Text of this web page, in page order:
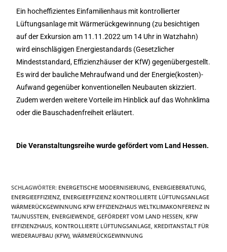
Ein hocheffizientes Einfamilienhaus mit kontrollierter
Lüftungsanlage mit Wärmerückgewinnung (zu besichtigen
auf der Exkursion am 11.11.2022 um 14 Uhr in Watzhahn)
wird einschlägigen Energiestandards (Gesetzlicher
Mindeststandard, Effizienzhäuser der KfW) gegenübergestellt.
Es wird der bauliche Mehraufwand und der Energie(kosten)-
Aufwand gegenüber konventionellen Neubauten skizziert.
Zudem werden weitere Vorteile im Hinblick auf das Wohnklima
oder die Bauschadenfreiheit erläutert.
Die Veranstaltungsreihe wurde gefördert vom Land Hessen.
SCHLAGWÖRTER: ENERGETISCHE MODERNISIERUNG, ENERGIEBERATUNG,
ENERGIEEFFIZIENZ, ENERGIEEFFIZIENZ KONTROLLIERTE LÜFTUNGSANLAGE
WÄRMERÜCKGEWINNUNG KFW EFFIZIENZHAUS WELTKLIMAKONFERENZ IN
TAUNUSSTEIN, ENERGIEWENDE, GEFÖRDERT VOM LAND HESSEN, KFW
EFFIZIENZHAUS, KONTROLLIERTE LÜFTUNGSANLAGE, KREDITANSTALT FÜR
WIEDERAUFBAU (KFW), WÄRMERÜCKGEWINNUNG